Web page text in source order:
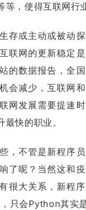
，使得互联网行
存或主动或被动
联网的更新稳定
的数据报告，全
会减少，互联网
网发展需要提速
快的职业。
，不管是新程序
了呢？当然这和
很大关系，新程
只会Python其实